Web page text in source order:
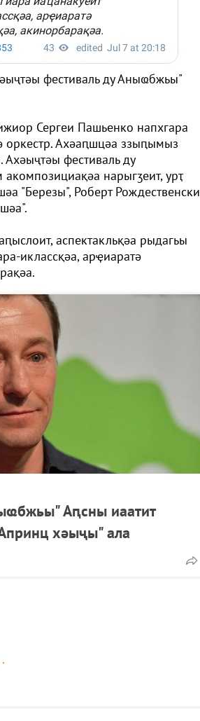
фестиваль ду Аныҩбжьы"
Сергеи Пашьенко напхгара
оркестр. Ахәаԥшцәа ззыԥымыз
Ахәыҷтәы фестиваль ду
нарыгӡеит, урҭ
"Березы", Роберт Рождественски
аспектакльқәа рыдагьы
иклассқәа, арҿиаратә
Аԥсны иаатит
хәыҷы" ала